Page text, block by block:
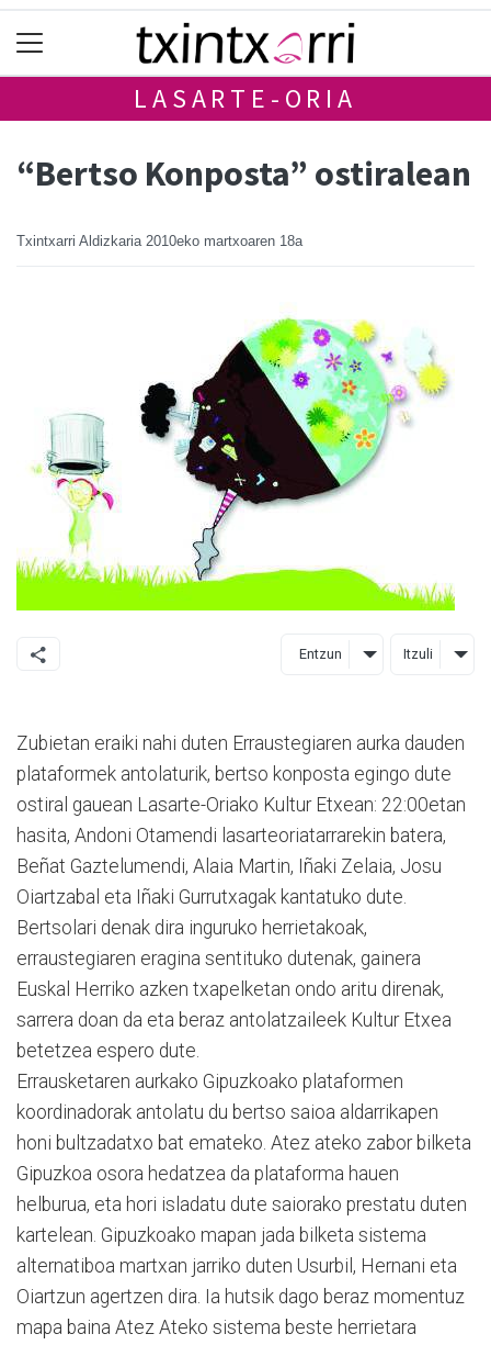
LASARTE-ORIA
“Bertso Konposta” ostiralean
Txintxarri Aldizkaria 2010eko martxoaren 18a
Entzun Itzuli
Zubietan eraiki nahi duten Erraustegiaren aurka dauden
plataformek antolaturik, bertso konposta egingo dute
ostiral gauean Lasarte-Oriako Kultur Etxean: 22:00etan
hasita, Andoni Otamendi lasarteoriatarrarekin batera,
Beñat Gaztelumendi, Alaia Martin, Iñaki Zelaia, Josu
Oiartzabal eta Iñaki Gurrutxagak kantatuko dute.
Bertsolari denak dira inguruko herrietakoak,
erraustegiaren eragina sentituko dutenak, gainera
Euskal Herriko azken txapelketan ondo aritu direnak,
sarrera doan da eta beraz antolatzaileek Kultur Etxea
betetzea espero dute.
Errausketaren aurkako Gipuzkoako plataformen
koordinadorak antolatu du bertso saioa aldarrikapen
honi bultzadatxo bat emateko. Atez ateko zabor bilketa
Gipuzkoa osora hedatzea da plataforma hauen
helburua, eta hori isladatu dute saiorako prestatu duten
kartelean. Gipuzkoako mapan jada bilketa sistema
alternatiboa martxan jarriko duten Usurbil, Hernani eta
Oiartzun agertzen dira. Ia hutsik dago beraz momentuz
mapa baina Atez Ateko sistema beste herrietara